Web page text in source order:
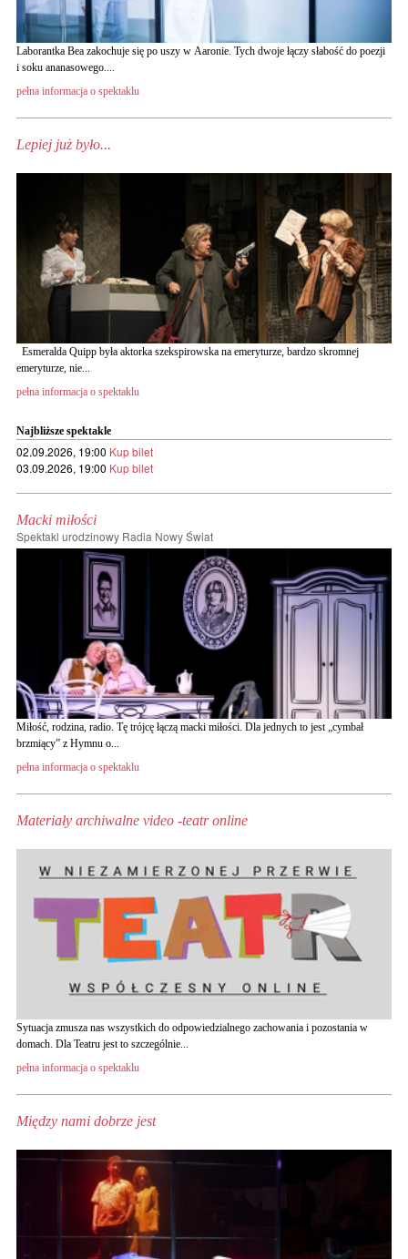
Laborantka Bea zakochuje się po uszy w Aaronie. Tych dwoje łączy słabość do poezji
i soku ananasowego....
pełna informacja o spektaklu
Lepiej już było...
Esmeralda Quipp była aktorka szekspirowska na emeryturze, bardzo skromnej
emeryturze, nie...
pełna informacja o spektaklu
Najbliższe spektakle
02.09.2026, 19:00 Kup bilet
03.09.2026, 19:00 Kup bilet
Macki miłości
Spektakl urodzinowy Radia Nowy Świat
Miłość, rodzina, radio. Tę trójcę łączą macki miłości. Dla jednych to jest „cymbał
brzmiący” z Hymnu o...
pełna informacja o spektaklu
Materiały archiwalne video -teatr online
Sytuacja zmusza nas wszystkich do odpowiedzialnego zachowania i pozostania w
domach. Dla Teatru jest to szczególnie...
pełna informacja o spektaklu
Między nami dobrze jest